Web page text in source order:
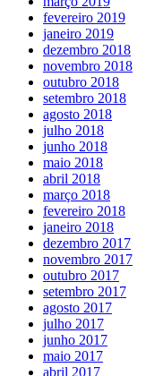
fevereiro 2019
janeiro 2019
dezembro 2018
novembro 2018
outubro 2018
setembro 2018
agosto 2018
julho 2018
junho 2018
maio 2018
abril 2018
março 2018
fevereiro 2018
janeiro 2018
dezembro 2017
novembro 2017
outubro 2017
setembro 2017
agosto 2017
julho 2017
junho 2017
maio 2017
abril 2017